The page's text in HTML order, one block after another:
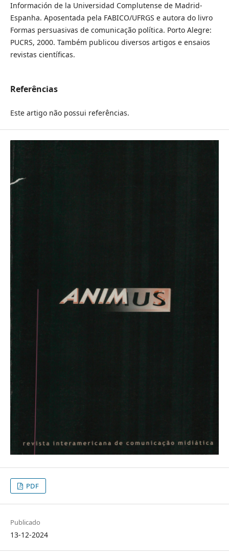
Información de la Universidad Complutense de Madrid-
Espanha. Aposentada pela FABICO/UFRGS e autora do livro
Formas persuasivas de comunicação política. Porto Alegre:
PUCRS, 2000. Também publicou diversos artigos e ensaios
revistas científicas.
Referências
Este artigo não possui referências.
PDF
Publicado
13-12-2024